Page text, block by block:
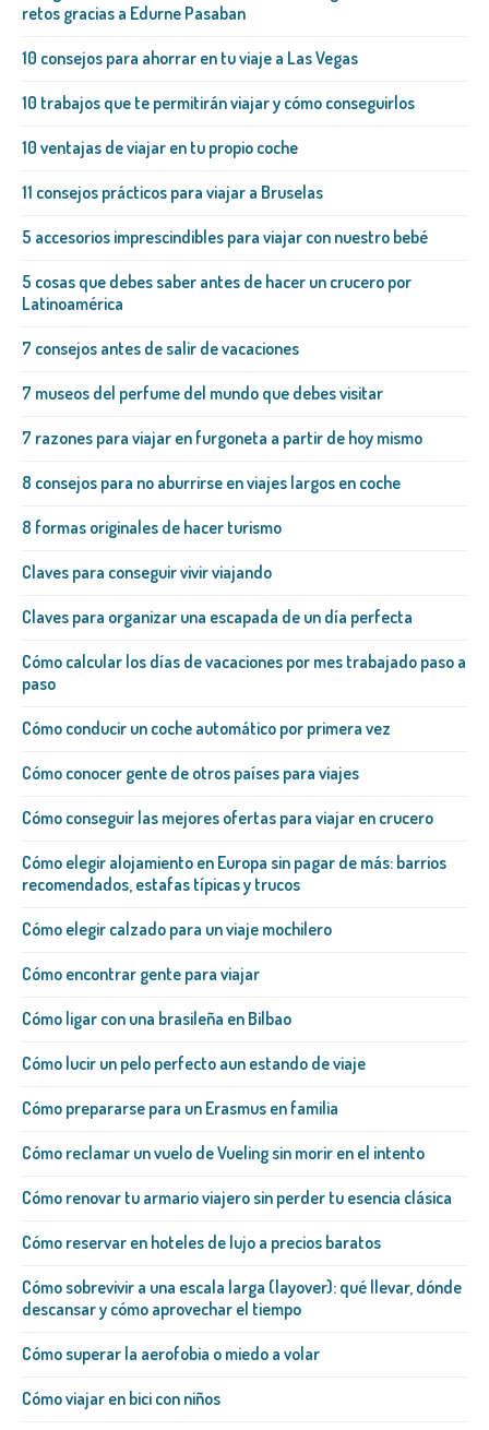
retos gracias a Edurne Pasaban
10 consejos para ahorrar en tu viaje a Las Vegas
10 trabajos que te permitirán viajar y cómo conseguirlos
10 ventajas de viajar en tu propio coche
11 consejos prácticos para viajar a Bruselas
5 accesorios imprescindibles para viajar con nuestro bebé
5 cosas que debes saber antes de hacer un crucero por
Latinoamérica
7 consejos antes de salir de vacaciones
7 museos del perfume del mundo que debes visitar
7 razones para viajar en furgoneta a partir de hoy mismo
8 consejos para no aburrirse en viajes largos en coche
8 formas originales de hacer turismo
Claves para conseguir vivir viajando
Claves para organizar una escapada de un día perfecta
Cómo calcular los días de vacaciones por mes trabajado paso a
paso
Cómo conducir un coche automático por primera vez
Cómo conocer gente de otros países para viajes
Cómo conseguir las mejores ofertas para viajar en crucero
Cómo elegir alojamiento en Europa sin pagar de más: barrios
recomendados, estafas típicas y trucos
Cómo elegir calzado para un viaje mochilero
Cómo encontrar gente para viajar
Cómo ligar con una brasileña​ en Bilbao
Cómo lucir un pelo perfecto aun estando de viaje
Cómo prepararse para un Erasmus en familia
Cómo reclamar un vuelo de Vueling sin morir en el intento
Cómo renovar tu armario viajero sin perder tu esencia clásica
Cómo reservar en hoteles de lujo a precios baratos
Cómo sobrevivir a una escala larga (layover): qué llevar, dónde
descansar y cómo aprovechar el tiempo
Cómo superar la aerofobia o miedo a volar
Cómo viajar en bici con niños